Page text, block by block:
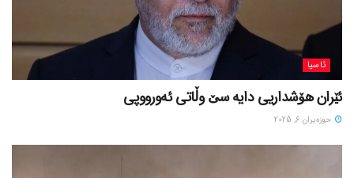
ئاسیا
ئێران هۆشداریی دایە سێ وڵاتی ئەورووپی
حوزه‌یران 6, 2025